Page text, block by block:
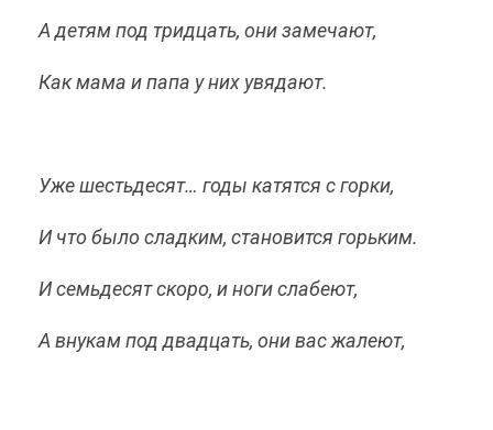
А детям под тридцать, они замечают,
Как мама и папа у них увядают.
Уже шестьдесят… годы катятся с горки,
И что было сладким, становится горьким.
И семьдесят скоро, и ноги слабеют,
А внукам под двадцать, они вас жалеют,